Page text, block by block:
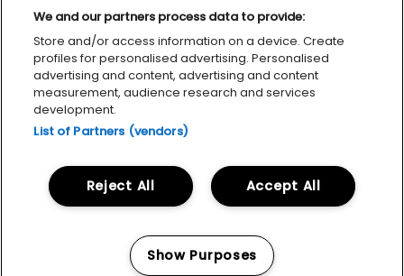
PersonvernerklæringTilgjengelighetserklæringCookies
FACEBOOK
We and our partners process data to provide:
Store and/or access information on a device. Create
profiles for personalised advertising. Personalised
advertising and content, advertising and content
measurement, audience research and services
development.
List of Partners (vendors)
Accept All
Reject All
Show Purposes